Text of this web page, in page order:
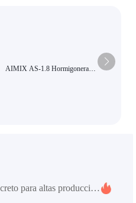
AIMIX AS-1.8 Hormigonera
Soluciones de mezclado de concreto para altas producciones: Recomendación de equipos para proyectos medianos y grandes